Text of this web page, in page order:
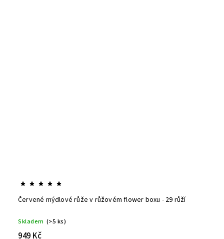
Červené mýdlové růže v růžovém flower boxu - 29 růží
Skladem (>5 ks)
949 Kč